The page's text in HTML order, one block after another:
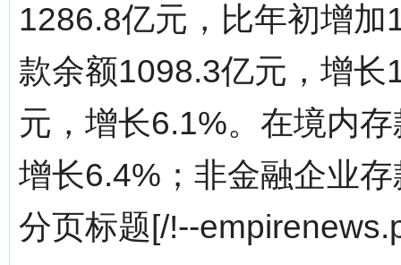
1286.8亿元，比年初增
款余额1098.3亿元，增
元，增长6.1%。在境内
增长6.4%；非金融企业
分页标题[/!--